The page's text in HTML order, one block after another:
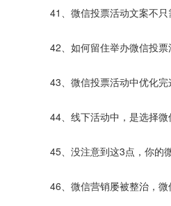
更多的人参加活动！
41、微信投票活动文案不
助力策列，才能让活动更加
42、如何留住举办微信投
43、微信投票活动中优化
与活动！
44、线下活动中，是选择
呢？那种更好？
45、没注意到这3点，你的
果不好！
46、微信营销屡被整治，